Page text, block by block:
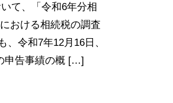
て、「令和6年分相
おける相続税の調査
令和7年12月16日、
申告事績の概 […]